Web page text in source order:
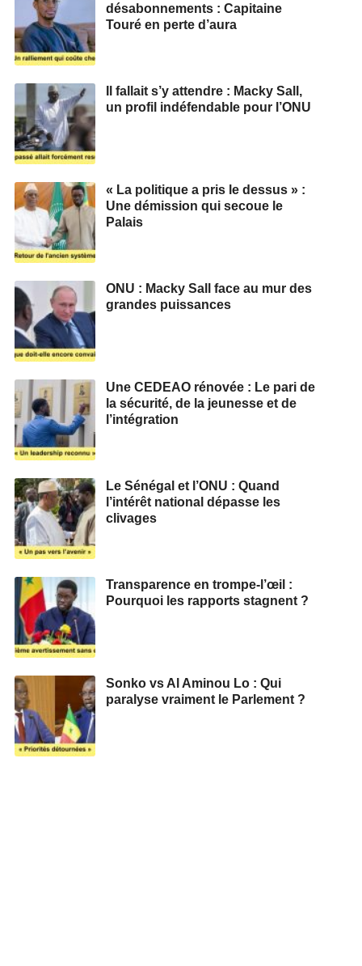
désabonnements : Capitaine
Touré en perte d’aura
Il fallait s’y attendre : Macky Sall,
un profil indéfendable pour l’ONU
« La politique a pris le dessus » :
Une démission qui secoue le
Palais
ONU : Macky Sall face au mur des
grandes puissances
Une CEDEAO rénovée : Le pari de
la sécurité, de la jeunesse et de
l’intégration
Le Sénégal et l’ONU : Quand
l’intérêt national dépasse les
clivages
Transparence en trompe-l’œil :
Pourquoi les rapports stagnent ?
Sonko vs Al Aminou Lo : Qui
paralyse vraiment le Parlement ?